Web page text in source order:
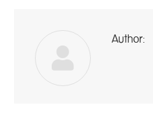
Author: